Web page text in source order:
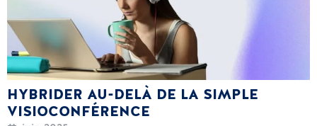
HYBRIDER AU-DELÀ DE LA SIMPLE
VISIOCONFÉRENCE